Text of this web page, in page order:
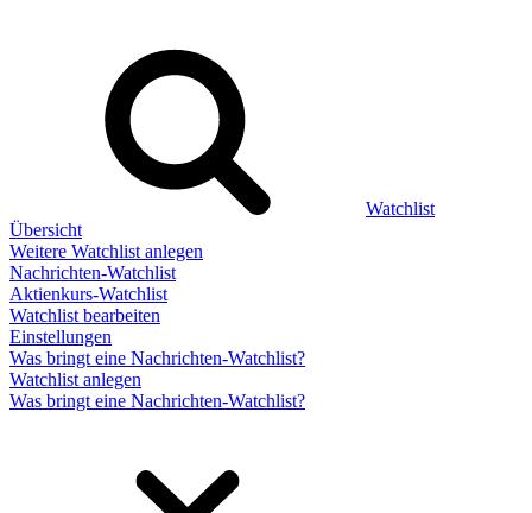
Watchlist
Übersicht
Weitere Watchlist anlegen
Nachrichten-Watchlist
Aktienkurs-Watchlist
Watchlist bearbeiten
Einstellungen
Was bringt eine Nachrichten-Watchlist?
Watchlist anlegen
Was bringt eine Nachrichten-Watchlist?